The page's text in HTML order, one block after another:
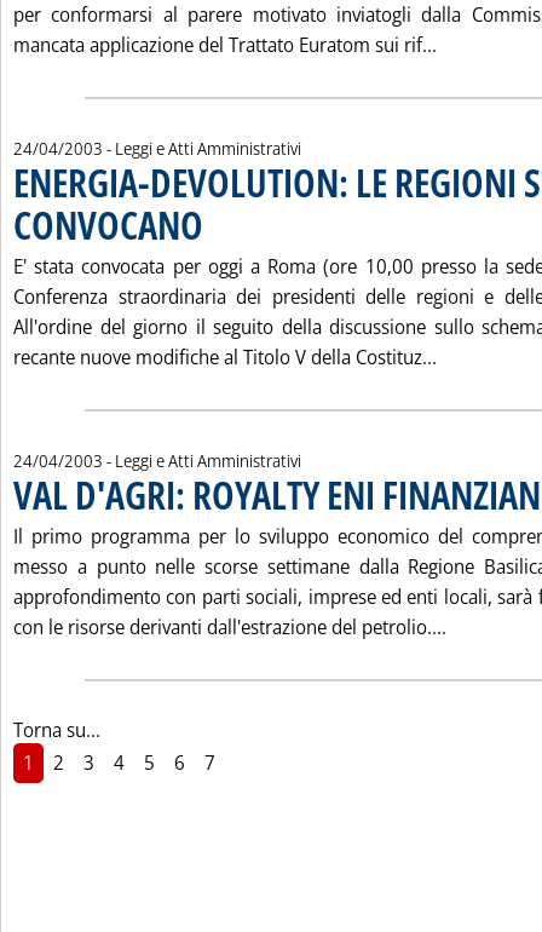
per conformarsi al parere motivato inviatogli dalla
mancata applicazione del Trattato Euratom sui rif...
24/04/2003 - Leggi e Atti Amministrativi
ENERGIA-DEVOLUTION: LE REGIONI
CONVOCANO
E' stata convocata per oggi a Roma (ore 10,00 presso la
Conferenza straordinaria dei presidenti delle regioni e
All'ordine del giorno il seguito della discussione sullo
recante nuove modifiche al Titolo V della Costituz...
24/04/2003 - Leggi e Atti Amministrativi
VAL D'AGRI: ROYALTY ENI
Il primo programma per lo sviluppo economico del
messo a punto nelle scorse settimane dalla Regione
approfondimento con parti sociali, imprese ed enti locali,
con le risorse derivanti dall'estrazione del petrolio....
Torna su...
1
2 3 4 5 6 7